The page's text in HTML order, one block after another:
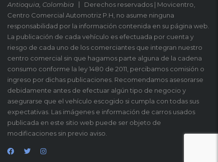
Antioquia, Colombia
Derechos reservados | Movicentro,
Centro Comercial Automotriz P.H, no asume ninguna
responsabilidad por la información contenida en su página web.
La publicación de cada vehículo es efectuada por cuenta y
riesgo de cada uno de los comerciantes que integran nuestro
centro comercial sin que hagamos parte alguna de la cadena
consumo conforme la ley 1480 de 2011, percibamos comisión o
ingreso por dichas publicaciones. Recomendamos asesorarse
debidamente antes de efectuar algún tipo de negocio y
asegurarse que el vehículo escogido si cumpla con todas sus
expectativas. Las imágenes e información de carros usados
publicada en este sitio web puede ser objeto de
modificaciones sin previo aviso.